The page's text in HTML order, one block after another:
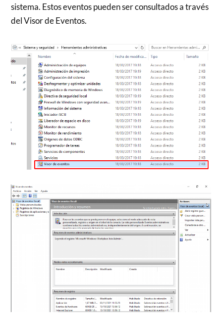
sistema. Estos eventos pueden ser consultados a través
del Visor de Eventos.